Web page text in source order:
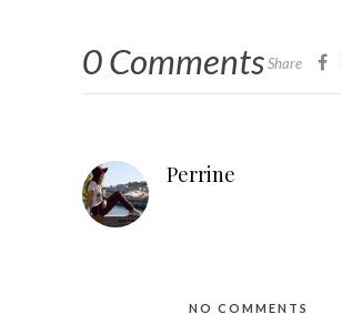
0 CommentsShare
Perrine
NO COMMENTS